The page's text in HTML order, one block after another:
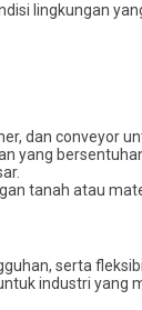
lingkungan
dan conveyor
yang
tanah atau
serta
industri